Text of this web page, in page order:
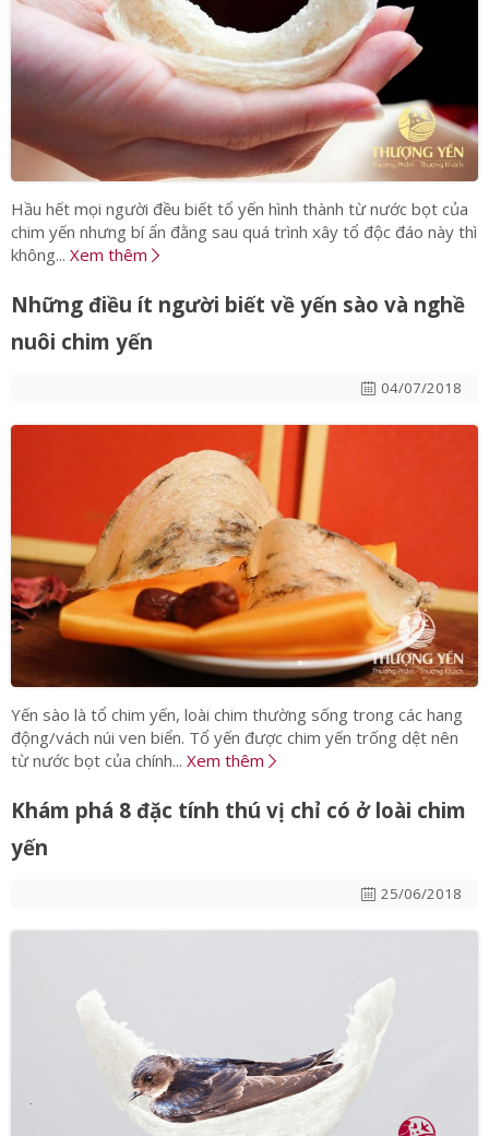
Hầu hết mọi người đều biết tổ yến hình thành từ nước bọt của
chim yến nhưng bí ẩn đằng sau quá trình xây tổ độc đáo này thì
không... Xem thêm
Những điều ít người biết về yến sào và nghề
nuôi chim yến
04/07/2018
Yến sào là tổ chim yến, loài chim thường sống trong các hang
động/vách núi ven biển. Tổ yến được chim yến trống dệt nên
từ nước bọt của chính... Xem thêm
Khám phá 8 đặc tính thú vị chỉ có ở loài chim
yến
25/06/2018